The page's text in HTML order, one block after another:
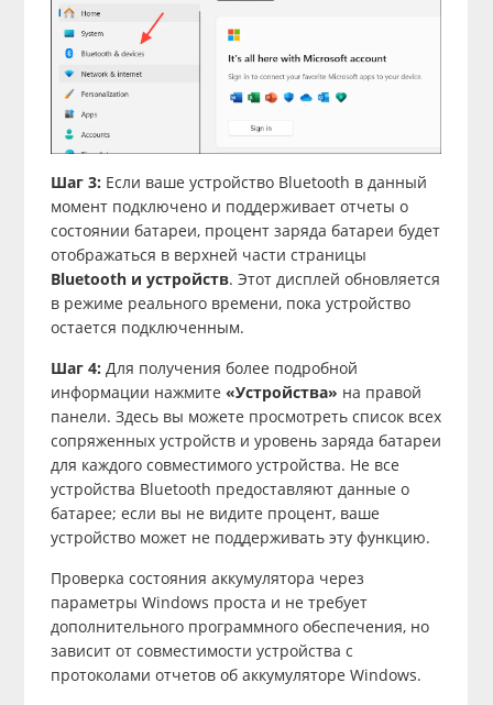
Шаг 3: Если ваше устройство Bluetooth в данный
момент подключено и поддерживает отчеты о
состоянии батареи, процент заряда батареи будет
отображаться в верхней части страницы
Bluetooth и устройств. Этот дисплей обновляется
в режиме реального времени, пока устройство
остается подключенным.
Шаг 4: Для получения более подробной
информации нажмите «Устройства» на правой
панели. Здесь вы можете просмотреть список всех
сопряженных устройств и уровень заряда батареи
для каждого совместимого устройства. Не все
устройства Bluetooth предоставляют данные о
батарее; если вы не видите процент, ваше
устройство может не поддерживать эту функцию.
Проверка состояния аккумулятора через
параметры Windows проста и не требует
дополнительного программного обеспечения, но
зависит от совместимости устройства с
протоколами отчетов об аккумуляторе Windows.